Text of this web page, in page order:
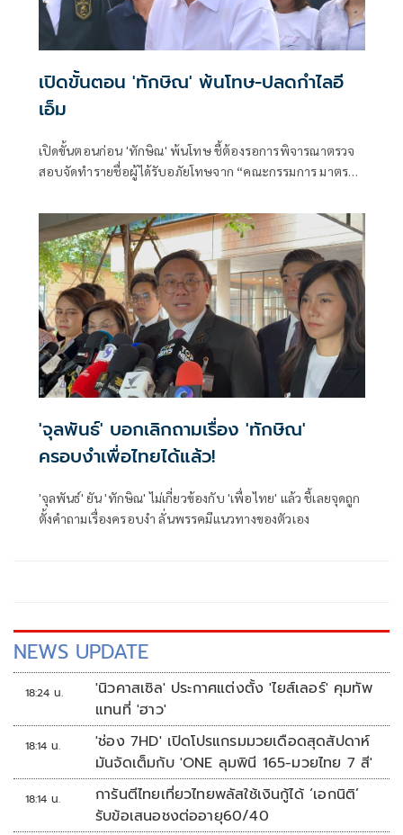
เปิดขั้นตอน 'ทักษิณ' พ้นโทษ-ปลดกำไลอี
เอ็ม
เปิดขั้นตอนก่อน 'ทักษิณ' พ้นโทษ ชี้ต้องรอการพิจารณาตรวจ
สอบจัดทำรายชื่อผู้ได้รับอภัยโทษจาก “คณะกรรมการ มาตรา
สำนักงานคุมประพฤติ
'จุลพันธ์' บอกเลิกถามเรื่อง 'ทักษิณ'
ครอบงำเพื่อไทยได้แล้ว!
'จุลพันธ์' ยัน 'ทักษิณ' ไม่เกี่ยวข้องกับ 'เพื่อไทย' แล้ว ชี้เลยจุดถูก
ตั้งคำถามเรื่องครอบงำ ลั่นพรรคมีแนวทางของตัวเอง
NEWS UPDATE
18:24 น.
'นิวคาสเซิล' ประกาศแต่งตั้ง 'ไยส์เลอร์' คุมทัพ
แทนที่ 'ฮาว'
18:14 น.
'ช่อง 7HD' เปิดโปรแกรมมวยเดือดสุดสัปดาห์
มันจัดเต็มกับ 'ONE ลุมพินี 165-มวยไทย 7 สี'
18:14 น.
การันตีไทยเที่ยวไทยพลัสใช้เงินกู้ได้ ‘เอกนิติ’
รับข้อเสนอชงต่ออายุ60/40